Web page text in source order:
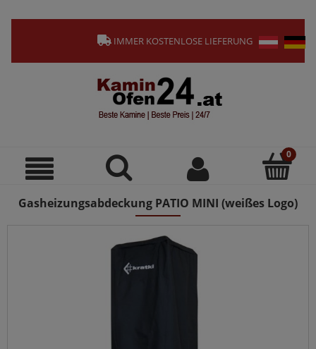
IMMER KOSTENLOSE LIEFERUNG
Gasheizungsabdeckung PATIO MINI (weißes Logo)